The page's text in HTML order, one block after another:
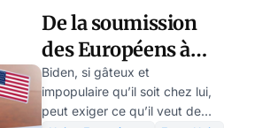
De la soumission
des Européens à
Biden et aux
présidents
Biden, si gâteux et
impopulaire qu’il soit chez lui,
peut exiger ce qu’il veut de